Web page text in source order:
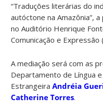
“Traduções literárias do
autóctone na Amazônia”,
no Auditório Henrique
Comunicação e Expressão
A mediação será com as
Departamento de Língua
EstrangeiraAndréia
Catherine Torres.